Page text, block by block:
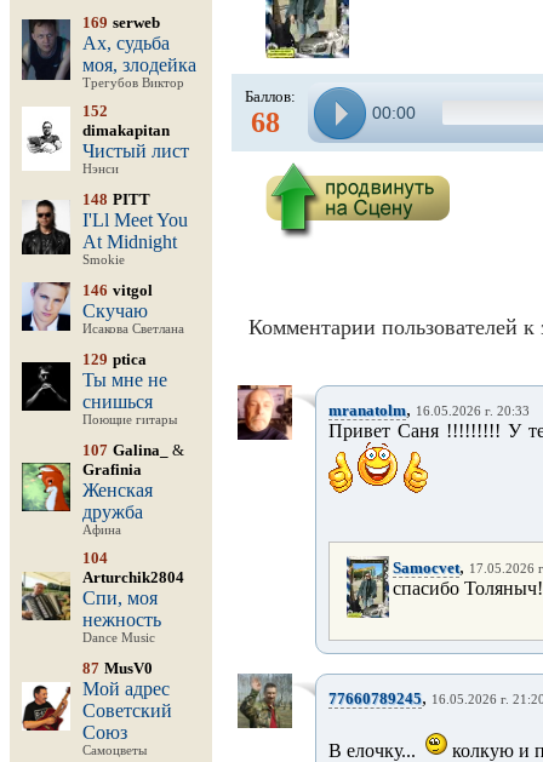
169 serweb
Ах, судьба
моя, злодейка
Трегубов Виктор
152
dimakapitan
Чистый лист
Нэнси
148 PITT
I'Ll Meet You
At Midnight
Smokie
146 vitgol
Скучаю
Исакова Светлана
129 ptica
Ты мне не
снишься
Поющие гитары
107 Galina_
&
Grafinia
Женская
дружба
Афина
104
Arturchik2804
Спи, моя
нежность
Dance Music
87 MusV0
Мой адрес
Советский
Союз
Самоцветы
Баллов:
68 00:00
Комментарии пользователей к
mranatolm, 16.05.2026 г. 20:33
Привет Саня !!!!!!!!! У
Samocvet, 17.05.2026
спасибо Толяныч!
77660789245, 16.05.2026 г.
В елочку... колкую и